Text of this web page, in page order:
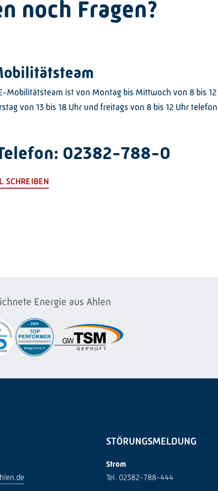
noch Fragen?
Mobilitätsteam ist von Montag bis Mittwoch von 8 bis 12
von 13 bis 18 Uhr und freitags von 8 bis 12 Uhr
02382-788-0
SCHREIBEN
Energie aus Ahlen
STÖRUNGSMELDUNG
Strom
Tel. 02382-788-444